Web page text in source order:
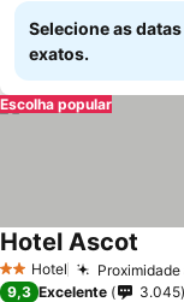
Selecione as
exatos.
Escolha popular
2 Estrelas
Hotel
Hotel Ascot
9,3 Excelente 3.045